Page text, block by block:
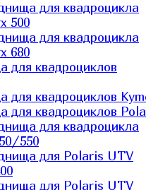
для квадроцикла
500
для квадроцикла
680
для квадроциклов
для квадроциклов
для квадроциклов
для квадроцикла
550
для Polaris UTV
для Polaris UTV